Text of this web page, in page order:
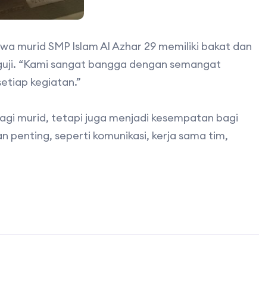
murid SMP Islam Al Azhar 29 memiliki bakat dan
“Kami sangat bangga dengan semangat
kegiatan.”
murid, tetapi juga menjadi kesempatan bagi
penting, seperti komunikasi, kerja sama tim,